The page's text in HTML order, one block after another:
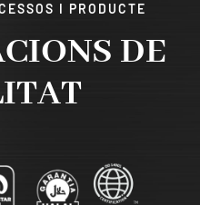
I PRODUCTE
DE